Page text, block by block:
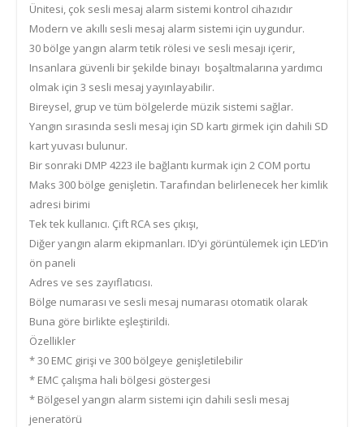
Ünitesi, çok sesli mesaj alarm sistemi kontrol cihazıdır
Modern ve akıllı sesli mesaj alarm sistemi için uygundur.
30 bölge yangın alarm tetik rölesi ve sesli mesajı içerir,
Insanlara güvenli bir şekilde binayı boşaltmalarına yardımcı
olmak için 3 sesli mesaj yayınlayabilir.
Bireysel, grup ve tüm bölgelerde müzik sistemi sağlar.
Yangın sırasında sesli mesaj için SD kartı girmek için dahili SD
kart yuvası bulunur.
Bir sonraki DMP 4223 ile bağlantı kurmak için 2 COM portu
Maks 300 bölge genişletin. Tarafından belirlenecek her kimlik
adresi birimi
Tek tek kullanıcı. Çift RCA ses çıkışı,
Diğer yangın alarm ekipmanları. ID’yi görüntülemek için LED’in
ön paneli
Adres ve ses zayıflatıcısı.
Bölge numarası ve sesli mesaj numarası otomatik olarak
Buna göre birlikte eşleştirildi.
Özellikler
* 30 EMC girişi ve 300 bölgeye genişletilebilir
* EMC çalışma hali bölgesi göstergesi
* Bölgesel yangın alarm sistemi için dahili sesli mesaj
jeneratörü